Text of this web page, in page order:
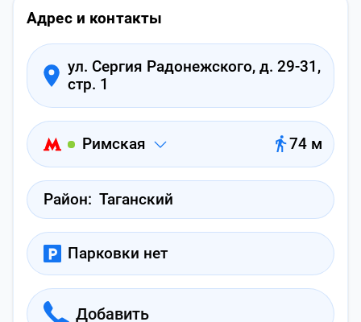
Адрес и контакты
ул. Сергия Радонежского, д. 29-31,
стр. 1
Римская 74 м
Район: Таганский
Парковки нет
Добавить